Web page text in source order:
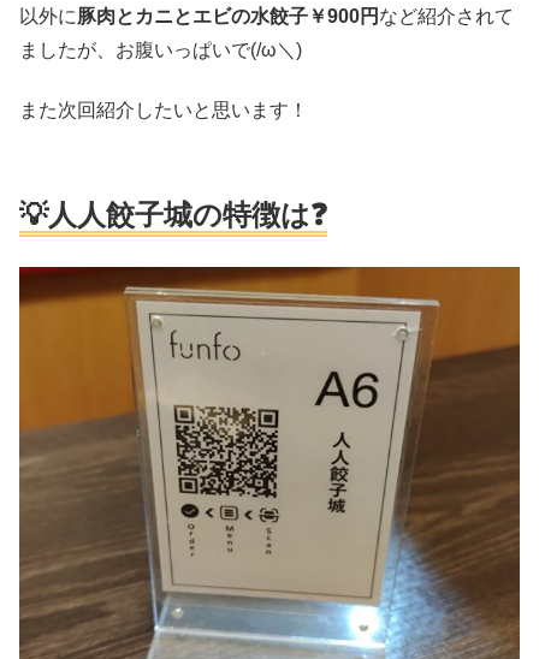
以外に豚肉とカニとエビの水餃子￥900円 など紹介されて
ましたが、お腹いっぱいで(/ω＼)
また次回紹介したいと思います！
💡人人餃子城の特徴は❓